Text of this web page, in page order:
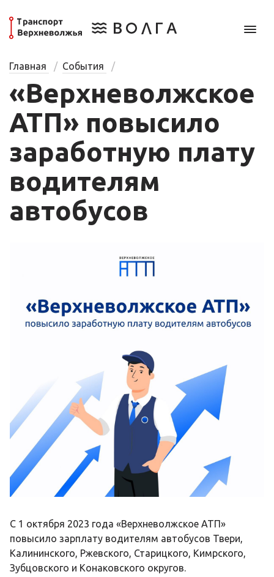
Главная События
«Верхневолжское
АТП» повысило
заработную плату
водителям
автобусов
С 1 октября 2023 года «Верхневолжское АТП»
повысило зарплату водителям автобусов Твери,
Калининского, Ржевского, Старицкого, Кимрского,
Зубцовского и Конаковского округов.